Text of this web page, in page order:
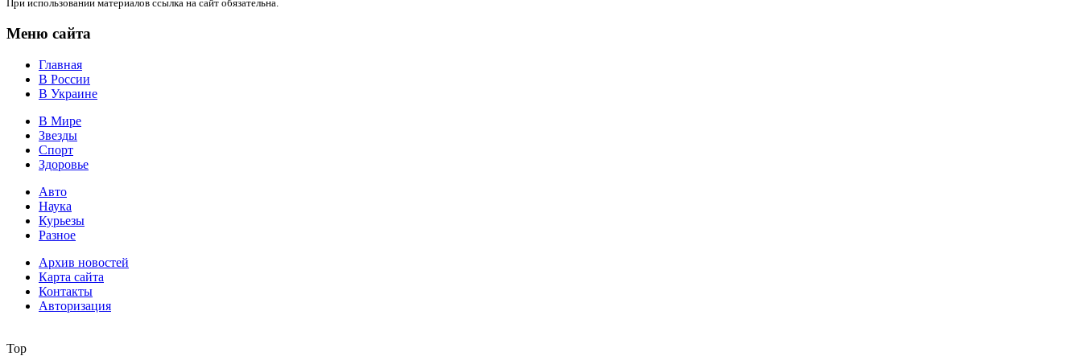
При использовании материалов ссылка на сайт обязательна.
Меню сайта
Главная
В России
В Украине
В Мире
Звезды
Спорт
Здоровье
Авто
Наука
Курьезы
Разное
Архив новостей
Карта сайта
Контакты
Авторизация
Top